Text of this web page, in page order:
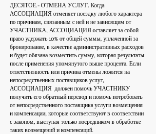
ДЕСЯТОЕ.- ОТМЕНА УСЛУГ. Когда
АССОЦИАЦИЯ отменяет поездку любого характера
по причинам, связанным с ней и не зависящим от
УЧАСТНИКА, АССОЦИАЦИЯ оставляет за собой
право удержать 10% от общей суммы, уплаченной за
бронирование, в качестве административных расходов
и будет обязана возместить сумму, которая результаты
после применения упомянутого выше процента. Если
ответственность или причина отмены ложится на
непосредственных поставщиков услуг,
АССОЦИАЦИЯ должен помочь УЧАСТНИКУ
получить его обратный перевод и помочь потребовать
от непосредственного поставщика услуги возмещения
и компенсации, которые соответствуют в соответствии
с законом, выступая только посредником в обработке
таких возмещений и компенсаций.